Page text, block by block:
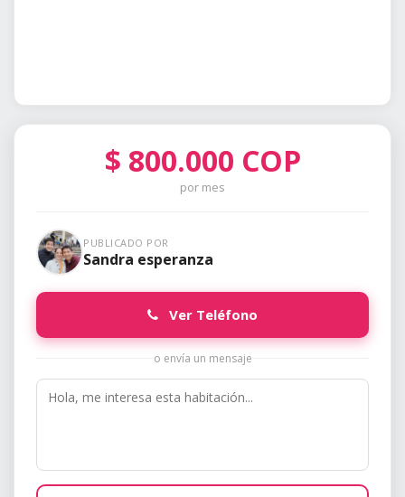
$ 800.000 COP
por mes
PUBLICADO POR
Sandra esperanza
Ver Teléfono
o envía un mensaje